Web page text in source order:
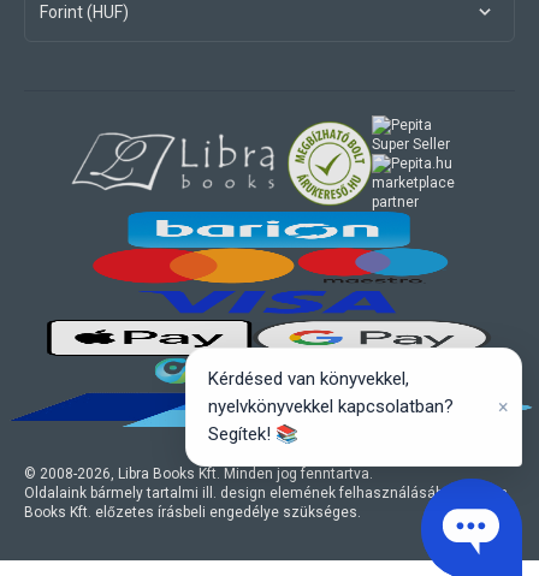
Forint (HUF)
© 2008-2026 , Libra Books Kft. Minden jog fenntartva.
Oldalaink bármely tartalmi ill. design elemének felhasználásához a Libra
Books Kft. előzetes írásbeli engedélye szükséges.
marketplace
partner
Kérdésed van könyvekkel,
nyelvkönyvekkel kapcsolatban?
Segítek! 📚
×